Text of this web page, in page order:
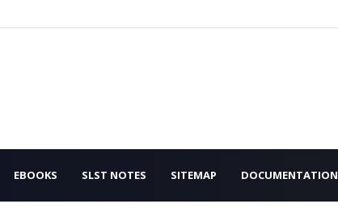
EBOOKS SLST NOTES SITEMAP DOCUMENTATION